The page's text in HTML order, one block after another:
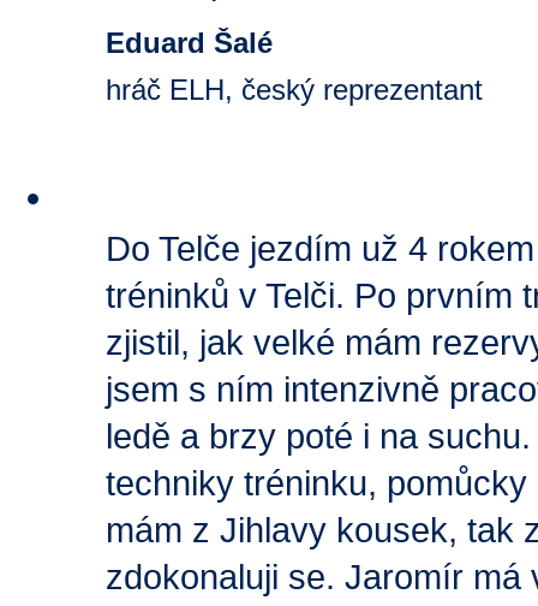
Eduard Šalé
hráč ELH, český reprezentant
Do Telče jezdím už 4
tréninků v Telči. Po prvním
zjistil, jak velké mám
jsem s ním intenzivně
ledě a brzy poté i na
techniky tréninku,
mám z Jihlavy kousek, tak
zdokonaluji se. Jaromír